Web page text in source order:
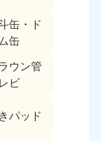
缶・ド
缶
ウン管
ビ
パッド